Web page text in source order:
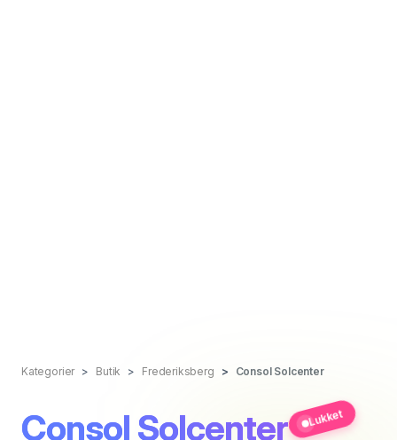
Kategorier Butik Frederiksberg Consol Solcenter
Consol Solcenter Lukket